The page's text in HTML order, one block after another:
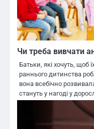
Чи треба вивчати
Батьки, які хочуть,
раннього дитинства
вона всебічно
стануть у нагоді у